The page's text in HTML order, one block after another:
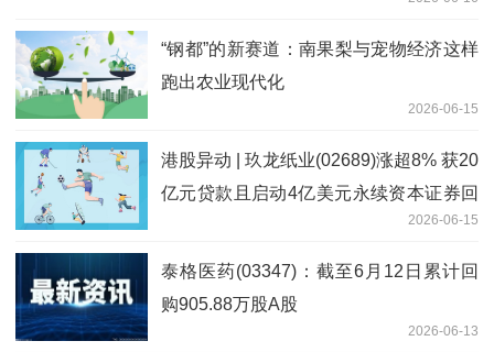
“钢都”的新赛道：南果梨与宠物经济这样
跑出农业现代化
2026-06-15
港股异动 | 玖龙纸业(02689)涨超8% 获20
亿元贷款且启动4亿美元永续资本证券回
2026-06-15
泰格医药(03347)：截至6月12日累计回
购905.88万股A股
2026-06-13